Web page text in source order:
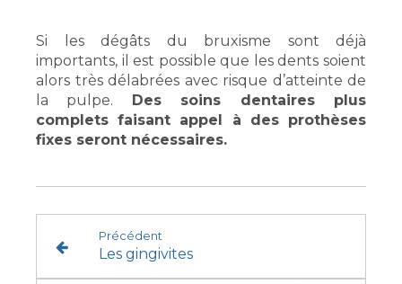
Si les dégâts du bruxisme sont déjà
importants, il est possible que les dents soient
alors très délabrées avec risque d’atteinte de
la pulpe. Des soins dentaires plus
complets faisant appel à des prothèses
fixes seront nécessaires.
Précédent
Les gingivites